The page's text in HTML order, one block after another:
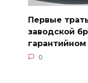
Первые
заводской
0